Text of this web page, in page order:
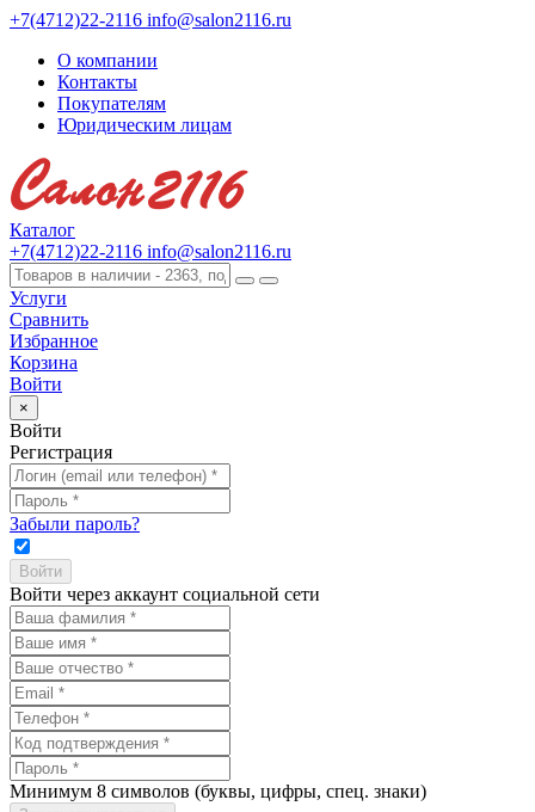
+7(4712)22-2116 info@salon2116.ru
О компании
Контакты
Покупателям
Юридическим лицам
Каталог
+7(4712)22-2116 info@salon2116.ru
Услуги
Сравнить
Избранное
Корзина
Войти
×
Войти
Регистрация
Забыли пароль?
Войти через аккаунт социальной сети
Минимум 8 символов (буквы, цифры, спец. знаки)